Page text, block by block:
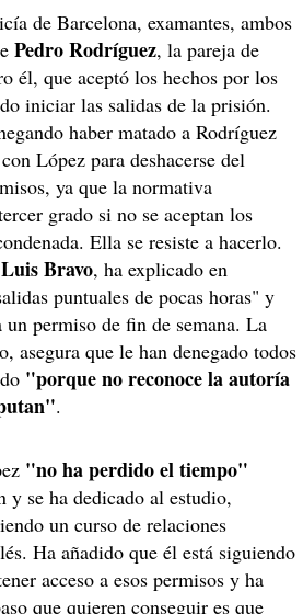
de Barcelona, examantes, ambos
Pedro Rodríguez, la pareja de
él, que aceptó los hechos por los
iniciar las salidas de la prisión.
haber matado a Rodríguez
López para deshacerse del
ya que la normativa
grado si no se aceptan los
Ella se resiste a hacerlo.
Luis Bravo, ha explicado en
puntuales de pocas horas" y
un permiso de fin de semana. La
asegura que le han denegado todos
"porque no reconoce la autoría
.
"no ha perdido el tiempo"
y se ha dedicado al estudio,
un curso de relaciones
Ha añadido que él está siguiendo
acceso a esos permisos y ha
que quieren conseguir es que